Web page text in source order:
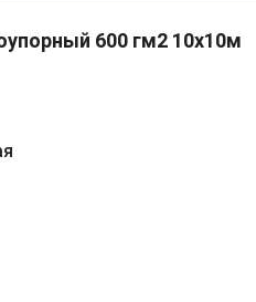
600 гм2 10x10м